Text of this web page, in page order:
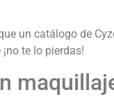
un catálogo de
te lo pierdas!